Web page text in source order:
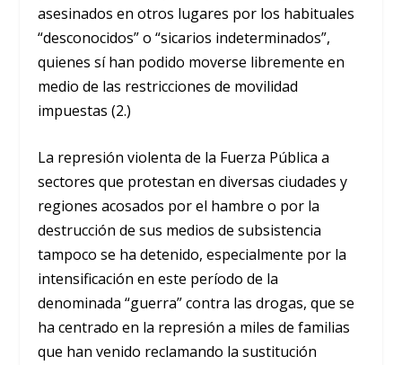
asesinados en otros lugares por los habituales
“desconocidos” o “sicarios indeterminados”,
quienes sí han podido moverse libremente en
medio de las restricciones de movilidad
impuestas (2.)
La represión violenta de la Fuerza Pública a
sectores que protestan en diversas ciudades y
regiones acosados por el hambre o por la
destrucción de sus medios de subsistencia
tampoco se ha detenido, especialmente por la
intensificación en este período de la
denominada “guerra” contra las drogas, que se
ha centrado en la represión a miles de familias
que han venido reclamando la sustitución